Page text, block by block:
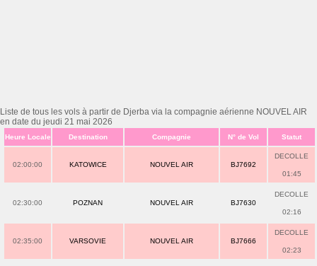
Liste de tous les vols à partir de Djerba via la compagnie aérienne NOUVEL AIR
en date du jeudi 21 mai 2026
Heure Locale Destination Compagnie N° de Vol Statut
02:00:00 KATOWICE NOUVEL AIR BJ7692
DECOLLE
01:45
02:30:00 POZNAN NOUVEL AIR BJ7630
DECOLLE
02:16
02:35:00 VARSOVIE NOUVEL AIR BJ7666
DECOLLE
02:23